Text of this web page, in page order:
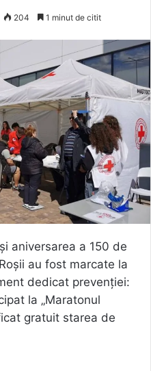
204 1 minut de citit
aniversarea a 150 de
au fost marcate la
dedicat prevenției:
la „Maratonul
gratuit starea de